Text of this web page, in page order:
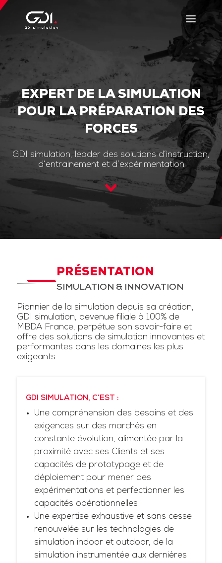
EXPERT DE LA SIMULATION
POUR LA PRÉPARATION DES
FORCES
GDI simulation, leader des solutions d’instruction,
d’entrainement et d’expérimentation
PRÉSENTATION
SIMULATION & INNOVATION
Pionnier de la simulation depuis sa création,
GDI simulation, devenue filiale à 100% de
MBDA France, perpétue son savoir-faire et
offre des solutions de simulation innovantes et
performantes dans les domaines les plus
exigeants.
GDI SIMULATION, C’EST :
Une compréhension des besoins et des
exigences sur des marchés en
constante évolution, alimentée par la
proximité avec ses Clients et ses
capacités de prototypage et de
déploiement pour mener des
expérimentations et perfectionner les
capacités opérationnelles ;
Une expertise exhaustive et sans cesse
renouvelée sur les technologies de
simulation indoor et outdoor, de la
simulation instrumentée aux dernières